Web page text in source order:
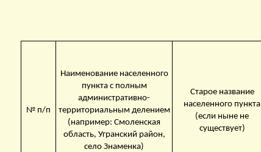
№ п/п
Наименование населенного
пункта с полным
административно-
территориальным делением
(например: Смоленская
область, Угранский район,
село Знаменка)
Старое название
населенного пункта
(если ныне не
существует)